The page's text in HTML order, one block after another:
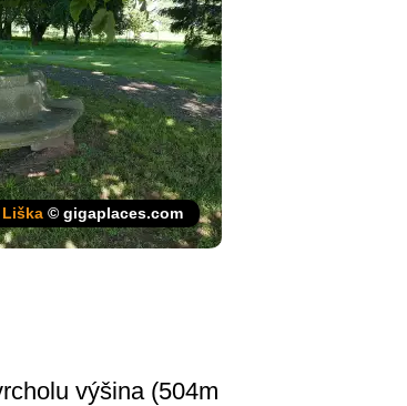
Liška © gigaplaces.com
výšina (504m